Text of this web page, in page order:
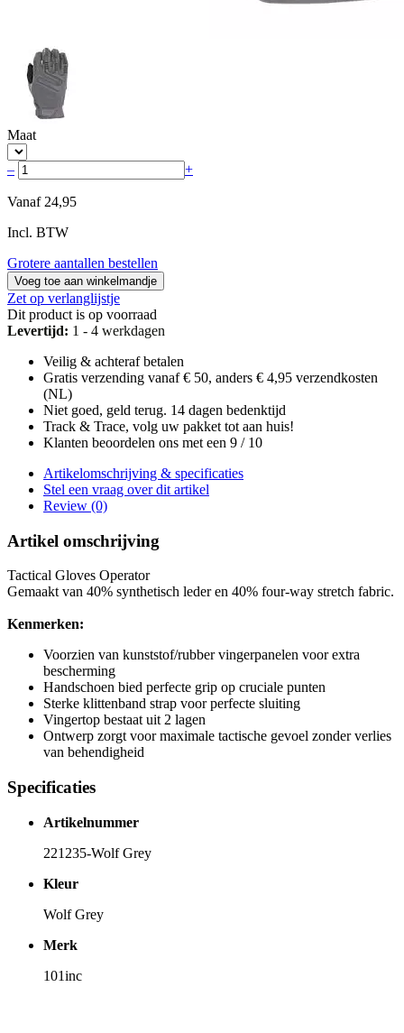
Maat
– +
Vanaf 24,95
Incl. BTW
Grotere aantallen bestellen
Voeg toe aan winkelmandje
Zet op verlanglijstje
Dit product is op voorraad
Levertijd: 1 - 4 werkdagen
Veilig & achteraf betalen
Gratis verzending vanaf € 50, anders € 4,95 verzendkosten
(NL)
Niet goed, geld terug. 14 dagen bedenktijd
Track & Trace, volg uw pakket tot aan huis!
Klanten beoordelen ons met een 9 / 10
Artikelomschrijving & specificaties
Stel een vraag over dit artikel
Review (0)
Artikel omschrijving
Tactical Gloves Operator
Gemaakt van 40% synthetisch leder en 40% four-way stretch fabric.
Kenmerken:
Voorzien van kunststof/rubber vingerpanelen voor extra
bescherming
Handschoen bied perfecte grip op cruciale punten
Sterke klittenband strap voor perfecte sluiting
Vingertop bestaat uit 2 lagen
Ontwerp zorgt voor maximale tactische gevoel zonder verlies
van behendigheid
Specificaties
Artikelnummer
221235-Wolf Grey
Kleur
Wolf Grey
Merk
101inc